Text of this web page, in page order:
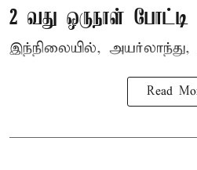
2 வது ஒருநாள் போட்டி
இந்நிலையில்,
Read